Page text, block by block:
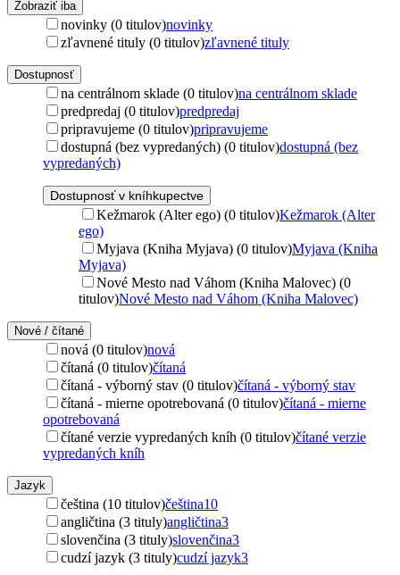
Zobraziť iba
novinky (0 titulov)novinky
zľavnené tituly (0 titulov)zľavnené tituly
Dostupnosť
na centrálnom sklade (0 titulov)na centrálnom sklade
predpredaj (0 titulov)predpredaj
pripravujeme (0 titulov)pripravujeme
dostupná (bez vypredaných) (0 titulov)dostupná (bez
vypredaných)
Dostupnosť v kníhkupectve
Kežmarok (Alter ego) (0 titulov)Kežmarok (Alter
ego)
Myjava (Kniha Myjava) (0 titulov)Myjava (Kniha
Myjava)
Nové Mesto nad Váhom (Kniha Malovec) (0
titulov)Nové Mesto nad Váhom (Kniha Malovec)
Nové / čítané
nová (0 titulov)nová
čítaná (0 titulov)čítaná
čítaná - výborný stav (0 titulov)čítaná - výborný stav
čítaná - mierne opotrebovaná (0 titulov)čítaná - mierne
opotrebovaná
čítané verzie vypredaných kníh (0 titulov)čítané verzie
vypredaných kníh
Jazyk
čeština (10 titulov)čeština10
angličtina (3 tituly)angličtina3
slovenčina (3 tituly)slovenčina3
cudzí jazyk (3 tituly)cudzí jazyk3